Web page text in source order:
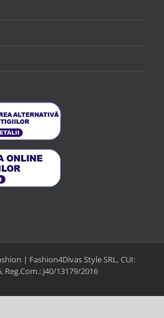
| Fashion4Divas Style SRL, CUI:
Reg.Com.: J40/13179/2016